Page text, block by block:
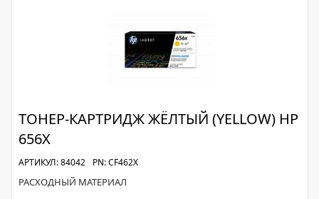
ТОНЕР-КАРТРИДЖ ЖЁЛТЫЙ (YELLOW) HP
656X
АРТИКУЛ: 84042 PN: CF462X
РАСХОДНЫЙ МАТЕРИАЛ